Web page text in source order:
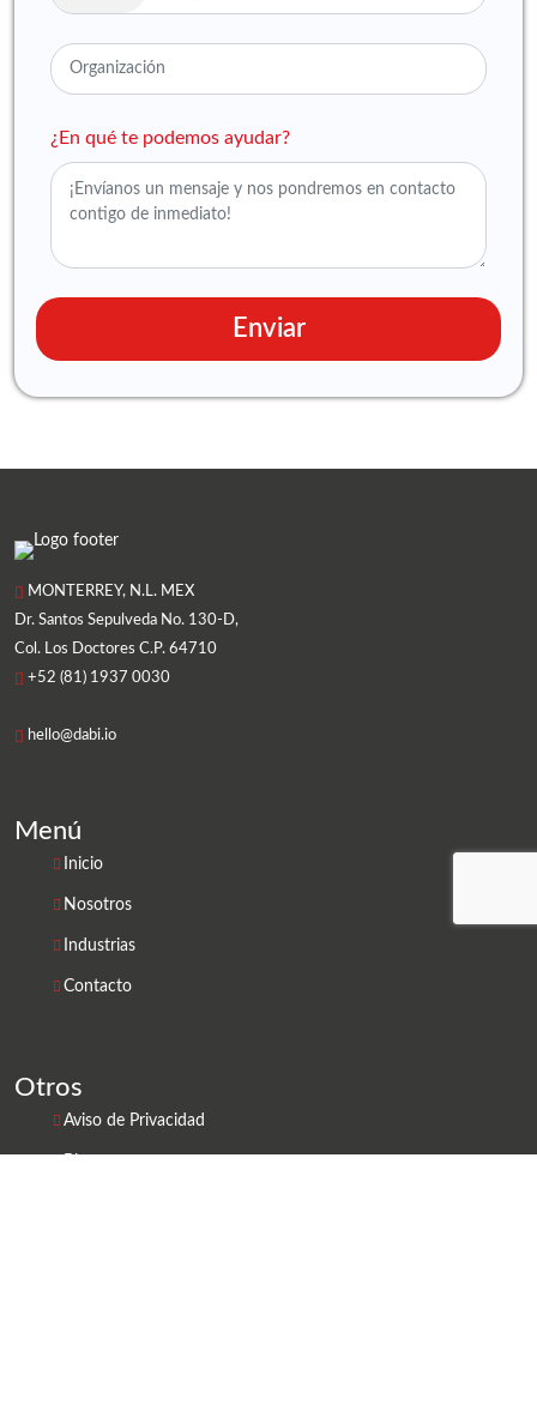
¿En qué te podemos ayudar?
Enviar
MONTERREY, N.L. MEX
Dr. Santos Sepulveda No. 130-D,
Col. Los Doctores C.P. 64710
+52 (81) 1937 0030
hello@dabi.io
Menú
Inicio
Nosotros
Industrias
Contacto
Otros
Aviso de Privacidad